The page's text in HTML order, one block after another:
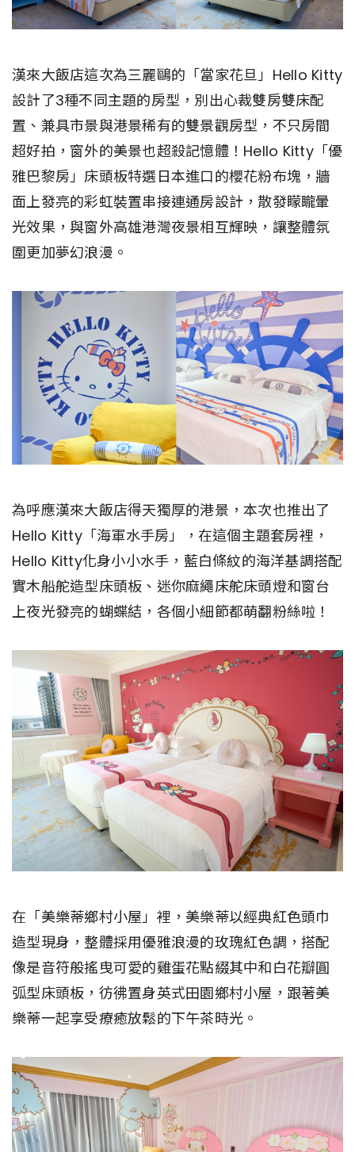
漢來大飯店這次為三麗鷗的「當家花旦」Hello Kitty
設計了3種不同主題的房型，別出心裁雙房雙床配
置、兼具市景與港景稀有的雙景觀房型，不只房間
超好拍，窗外的美景也超殺記憶體！Hello Kitty「優
雅巴黎房」床頭板特選日本進口的櫻花粉布塊，牆
面上發亮的彩虹裝置串接連通房設計，散發矇矓暈
光效果，與窗外高雄港灣夜景相互輝映，讓整體氛
圍更加夢幻浪漫。
為呼應漢來大飯店得天獨厚的港景，本次也推出了
Hello Kitty「海軍水手房」，在這個主題套房裡，
Hello Kitty化身小小水手，藍白條紋的海洋基調搭配
實木船舵造型床頭板、迷你麻繩床舵床頭燈和窗台
上夜光發亮的蝴蝶結，各個小細節都萌翻粉絲啦！
在「美樂蒂鄉村小屋」裡，美樂蒂以經典紅色頭巾
造型現身，整體採用優雅浪漫的玫瑰紅色調，搭配
像是音符般搖曳可愛的雞蛋花點綴其中和白花瓣圓
弧型床頭板，彷彿置身英式田園鄉村小屋，跟著美
樂蒂一起享受療癒放鬆的下午茶時光。